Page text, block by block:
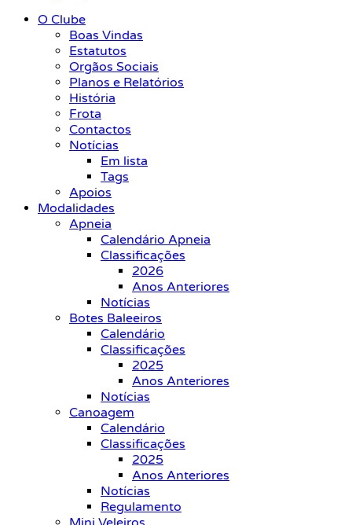
O Clube
Boas Vindas
Estatutos
Orgãos Sociais
Planos e Relatórios
História
Frota
Contactos
Notícias
Em lista
Tags
Apoios
Modalidades
Apneia
Calendário Apneia
Classificações
2026
Anos Anteriores
Notícias
Botes Baleeiros
Calendário
Classificações
2025
Anos Anteriores
Notícias
Canoagem
Calendário
Classificações
2025
Anos Anteriores
Notícias
Regulamento